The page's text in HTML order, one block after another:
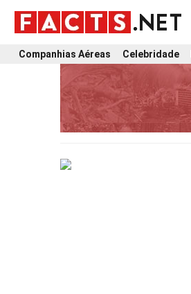
Companhias Aéreas Celebridade